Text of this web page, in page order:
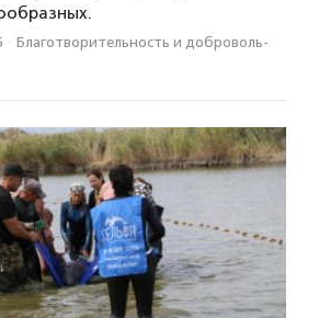
· Благотвори­тель­ность и доброволь­